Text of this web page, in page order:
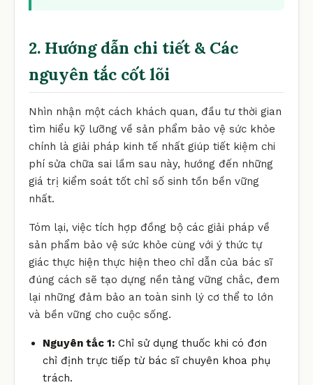
2. Hướng dẫn chi tiết & Các
nguyên tắc cốt lõi
Nhìn nhận một cách khách quan, đầu tư thời gian
tìm hiểu kỹ lưỡng về sản phẩm bảo vệ sức khỏe
chính là giải pháp kinh tế nhất giúp tiết kiệm chi
phí sửa chữa sai lầm sau này, hướng đến những
giá trị kiểm soát tốt chỉ số sinh tồn bền vững
nhất.
Tóm lại, việc tích hợp đồng bộ các giải pháp về
sản phẩm bảo vệ sức khỏe cùng với ý thức tự
giác thực hiện thực hiện theo chỉ dẫn của bác sĩ
đúng cách sẽ tạo dựng nền tảng vững chắc, đem
lại những đảm bảo an toàn sinh lý cơ thể to lớn
và bền vững cho cuộc sống.
Nguyên tắc 1: Chỉ sử dụng thuốc khi có đơn
chỉ định trực tiếp từ bác sĩ chuyên khoa phụ
trách.